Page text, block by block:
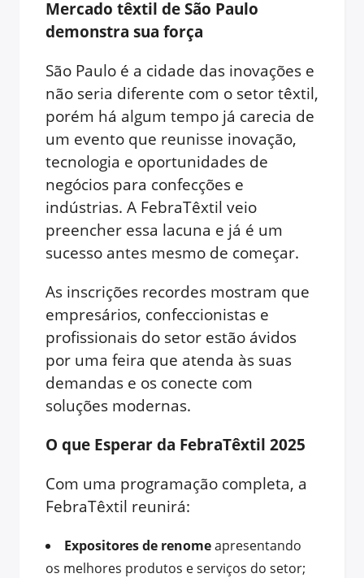
Mercado têxtil de São Paulo
demonstra sua força
São Paulo é a cidade das inovações e
não seria diferente com o setor têxtil,
porém há algum tempo já carecia de
um evento que reunisse inovação,
tecnologia e oportunidades de
negócios para confecções e
indústrias. A FebraTêxtil veio
preencher essa lacuna e já é um
sucesso antes mesmo de começar.
As inscrições recordes mostram que
empresários, confeccionistas e
profissionais do setor estão ávidos
por uma feira que atenda às suas
demandas e os conecte com
soluções modernas.
O que Esperar da FebraTêxtil 2025
Com uma programação completa, a
FebraTêxtil reunirá:
Expositores de renomeapresentando
os melhores produtos e serviços do setor;